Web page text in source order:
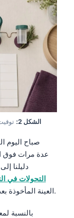
الشكل 2:
يتجاوز AST ALT لأن العضلات تُطلق AST. دليلنا إلى
التحولات في
العينة المأخوذة بعد راحة أنظف من عينة “بطولية” بعد الجلسة.
بالنسبة